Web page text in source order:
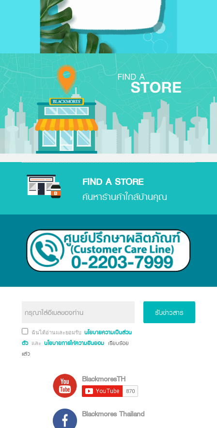
FIND A STORE
ค้นหาร้านค้าใกล้บ้านคุณ
ฉันได้อ่านและยอมรับ นโยบายความเป็นส่วน
ตัว
และ นโยบายการให้ความยินยอม เรียบร้อย
แล้ว
รับข่าวสาร
BlackmoresTH
Blackmores Thailand